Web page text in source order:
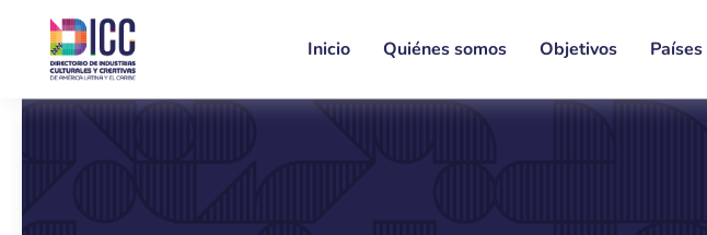
Inicio Quiénes somos Objetivos Países